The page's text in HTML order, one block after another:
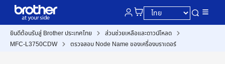
ยินดีต้อนรับสู่ Brother ประเทศไทย
ส่วนช่วยเหลือและดาวน์โหลด
MFC-L3750CDW
ตรวจสอบ Node Name ของเครื่องบราเดอร์